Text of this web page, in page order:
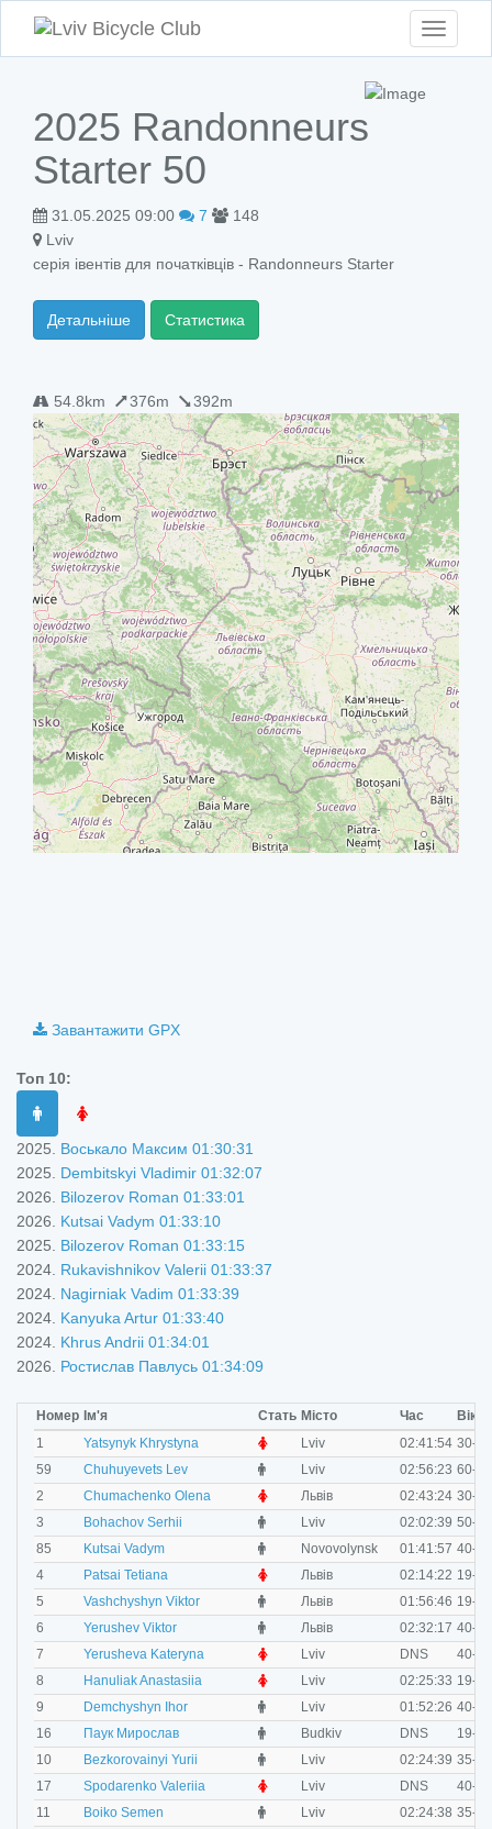
Toggle
2025 Randonneurs
Starter 50
31.05.2025 09:00 7
148
Lviv
серія івентів для початківців - Randonneurs Starter
Детальніше Статистика
54.8km 376m 392m
Завантажити GPX
Топ 10:
2025. Воськало Максим 01:30:31
2025. Dembitskyi Vladimir 01:32:07
2026. Bilozerov Roman 01:33:01
2026. Kutsai Vadym 01:33:10
2025. Bilozerov Roman 01:33:15
2024. Rukavishnikov Valerii 01:33:37
2024. Nagirniak Vadim 01:33:39
2024. Kanyuka Artur 01:33:40
2024. Khrus Andrii 01:34:01
2026. Ростислав Павлусь 01:34:09
Номер Ім'я Стать Місто Час
Вік
1
Yatsynyk Khrystyna F Lviv 02:41:54 30-34
59
Chuhuyevets Lev M Lviv 02:56:23 60-69
2
Chumachenko Olena F Львів 02:43:24 30-34
3
Bohachov Serhii M Lviv 02:02:39 50-59
85
Kutsai Vadym M Novovolynsk 01:41:57 40-49
4
Patsai Tetiana F Львів 02:14:22 19-29
5
Vashchyshyn Viktor M Львів 01:56:46 19-29
6
Yerushev Viktor M Львів 02:32:17 40-49
7
Yerusheva Kateryna F Lviv DNS
40-49
8
Hanuliak Anastasiia F Lviv 02:25:33 19-29
9
Demchyshyn Ihor M Lviv 01:52:26 40-49
16
Паук Мирослав M Budkiv DNS
19-29
10
Bezkorovainyi Yurii M Lviv 02:24:39 35-39
17
Spodarenko Valeriia F Lviv DNS
40-49
11
Boiko Semen M Lviv 02:24:38 35-39